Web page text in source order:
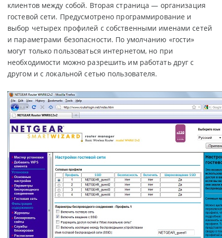
клиентов между собой. Вторая страница — организация
гостевой сети. Предусмотрено программирование и
выбор четырех профилей с собственными именами сетей
и параметрами безопасности. По умолчанию «гости»
могут только пользоваться интернетом, но при
необходимости можно разрешить им работать друг с
другом и с локальной сетью пользователя.